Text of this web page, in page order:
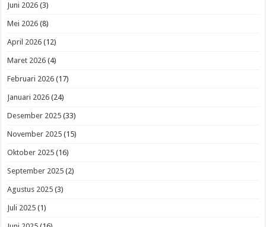
Juni 2026 (3)
Mei 2026 (8)
April 2026 (12)
Maret 2026 (4)
Februari 2026 (17)
Januari 2026 (24)
Desember 2025 (33)
November 2025 (15)
Oktober 2025 (16)
September 2025 (2)
Agustus 2025 (3)
Juli 2025 (1)